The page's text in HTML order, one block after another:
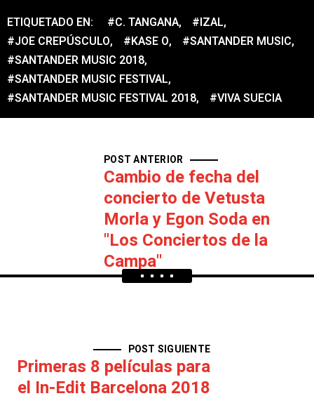
ETIQUETADO EN: #C. TANGANA, #IZAL,
#JOE CREPÚSCULO, #KASE O, #SANTANDER MUSIC,
#SANTANDER MUSIC 2018,
#SANTANDER MUSIC FESTIVAL,
#SANTANDER MUSIC FESTIVAL 2018, #VIVA SUECIA
POST ANTERIOR
Cambio de fecha del
concierto de Vetusta
Morla y Egon Soda en
"Los Conciertos de la
Campa"
POST SIGUIENTE
Primeras 8 películas para
el In-Edit Barcelona 2018